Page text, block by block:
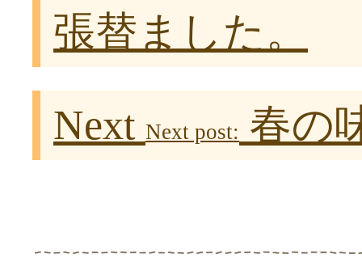
張替ました。
Next Next post: 春の